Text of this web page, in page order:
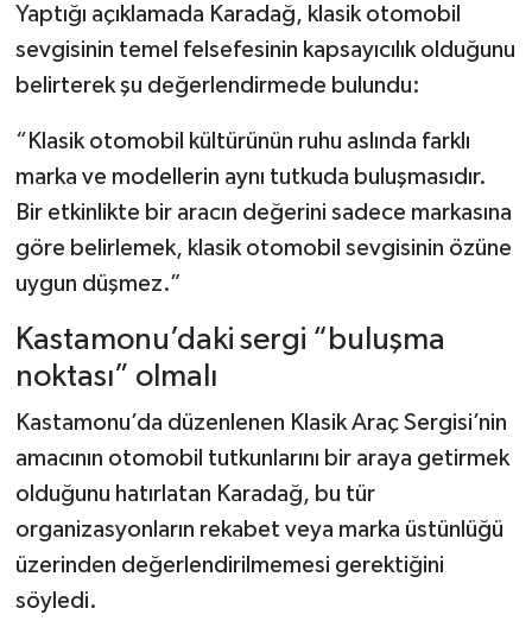
Yaptığı açıklamada Karadağ, klasik otomobil
sevgisinin temel felsefesinin kapsayıcılık olduğunu
belirterek şu değerlendirmede bulundu:
“Klasik otomobil kültürünün ruhu aslında farklı
marka ve modellerin aynı tutkuda buluşmasıdır.
Bir etkinlikte bir aracın değerini sadece markasına
göre belirlemek, klasik otomobil sevgisinin özüne
uygun düşmez.”
Kastamonu’daki sergi “buluşma
noktası” olmalı
Kastamonu’da düzenlenen Klasik Araç Sergisi’nin
amacının otomobil tutkunlarını bir araya getirmek
olduğunu hatırlatan Karadağ, bu tür
organizasyonların rekabet veya marka üstünlüğü
üzerinden değerlendirilmemesi gerektiğini
söyledi.
Haber Arşivi